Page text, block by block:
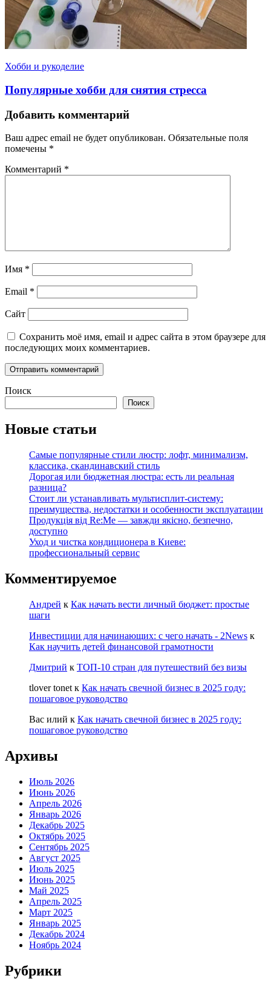
Хобби и рукоделие
Популярные хобби для снятия стресса
Добавить комментарий
Ваш адрес email не будет опубликован. Обязательные поля
помечены *
Комментарий *
Имя *
Email *
Сайт
Сохранить моё имя, email и адрес сайта в этом браузере для
последующих моих комментариев.
Поиск
Поиск
Новые статьи
Самые популярные стили люстр: лофт, минимализм,
классика, скандинавский стиль
Дорогая или бюджетная люстра: есть ли реальная
разница?
Стоит ли устанавливать мультисплит-систему:
преимущества, недостатки и особенности эксплуатации
Продукція від Re:Me — завжди якісно, безпечно,
доступно
Уход и чистка кондиционера в Киеве:
профессиональный сервис
Комментируемое
Андрей к Как начать вести личный бюджет: простые
шаги
Инвестиции для начинающих: с чего начать - 2News к
Как научить детей финансовой грамотности
Дмитрий к ТОП-10 стран для путешествий без визы
tlover tonet к Как начать свечной бизнес в 2025 году:
пошаговое руководство
Вас илий к Как начать свечной бизнес в 2025 году:
пошаговое руководство
Архивы
Июль 2026
Июнь 2026
Апрель 2026
Январь 2026
Декабрь 2025
Октябрь 2025
Сентябрь 2025
Август 2025
Июль 2025
Июнь 2025
Май 2025
Апрель 2025
Март 2025
Январь 2025
Декабрь 2024
Ноябрь 2024
Рубрики